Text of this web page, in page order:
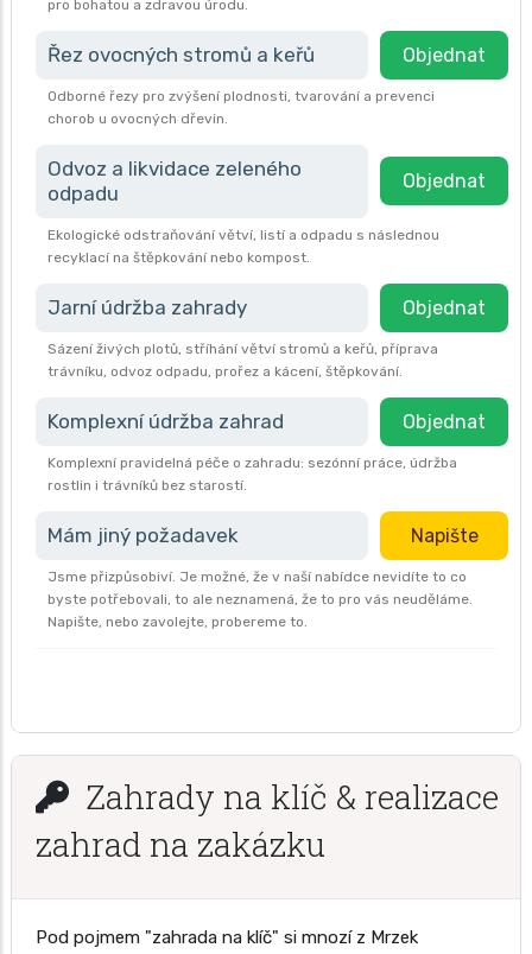
pro bohatou a zdravou úrodu.
Řez ovocných stromů a keřů Objednat
Odborné řezy pro zvýšení plodnosti, tvarování a prevenci
chorob u ovocných dřevin.
Odvoz a likvidace zeleného
odpadu
Objednat
Ekologické odstraňování větví, listí a odpadu s následnou
recyklací na štěpkování nebo kompost.
Jarní údržba zahrady Objednat
Sázení živých plotů, stříhání větví stromů a keřů, příprava
trávníku, odvoz odpadu, prořez a kácení, štěpkování.
Komplexní údržba zahrad Objednat
Komplexní pravidelná péče o zahradu: sezónní práce, údržba
rostlin i trávníků bez starostí.
Mám jiný požadavek Napište
Jsme přizpůsobiví. Je možné, že v naší nabídce nevidíte to co
byste potřebovali, to ale neznamená, že to pro vás neuděláme.
Napište, nebo zavolejte, probereme to.
Zahrady na klíč & realizace
zahrad na zakázku
Pod pojmem "zahrada na klíč" si mnozí z Mrzek